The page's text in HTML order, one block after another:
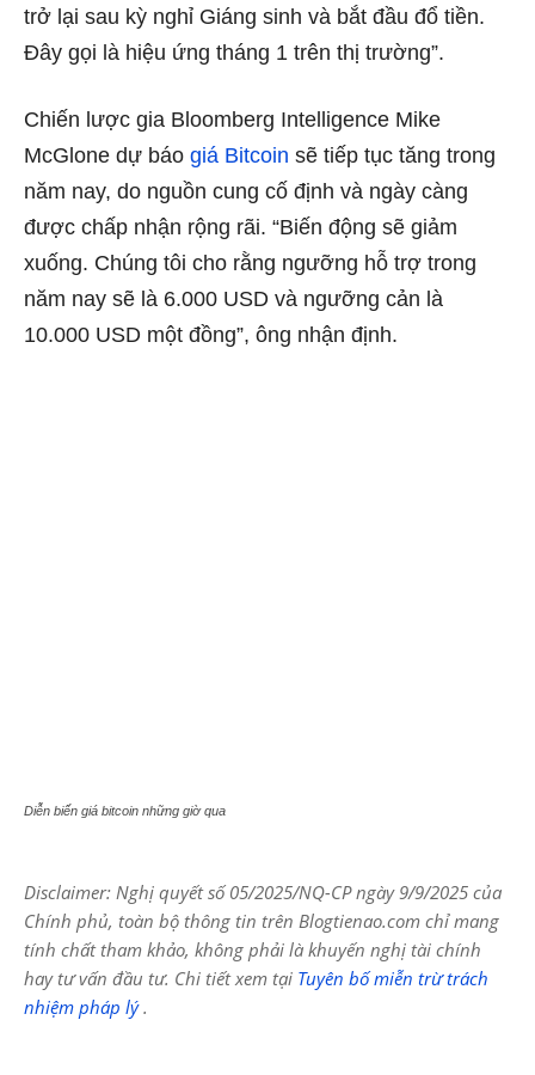
trở lại sau kỳ nghỉ Giáng sinh và bắt đầu đổ tiền.
Đây gọi là hiệu ứng tháng 1 trên thị trường”.
Chiến lược gia Bloomberg Intelligence Mike
McGlone dự báo giá Bitcoin sẽ tiếp tục tăng trong
năm nay, do nguồn cung cố định và ngày càng
được chấp nhận rộng rãi. “Biến động sẽ giảm
xuống. Chúng tôi cho rằng ngưỡng hỗ trợ trong
năm nay sẽ là 6.000 USD và ngưỡng cản là
10.000 USD một đồng”, ông nhận định.
Diễn biến giá bitcoin những giờ qua
Disclaimer: Nghị quyết số 05/2025/NQ-CP ngày 9/9/2025 của
Chính phủ, toàn bộ thông tin trên Blogtienao.com chỉ mang
tính chất tham khảo, không phải là khuyến nghị tài chính
hay tư vấn đầu tư. Chi tiết xem tại Tuyên bố miễn trừ trách
nhiệm pháp lý.